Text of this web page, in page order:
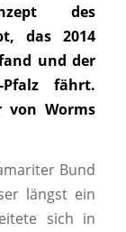
des
das 2014
und der
fährt.
Worms
Bund
längst ein
sich in